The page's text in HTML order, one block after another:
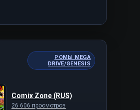
РОМЫ MEGA
DRIVE/GENESIS
Comix Zone (RUS)
26 606 просмотров